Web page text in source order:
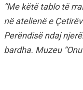
“Me këtë tablo të
në atelienë e
Perëndisë ndaj
bardha. Muzeu